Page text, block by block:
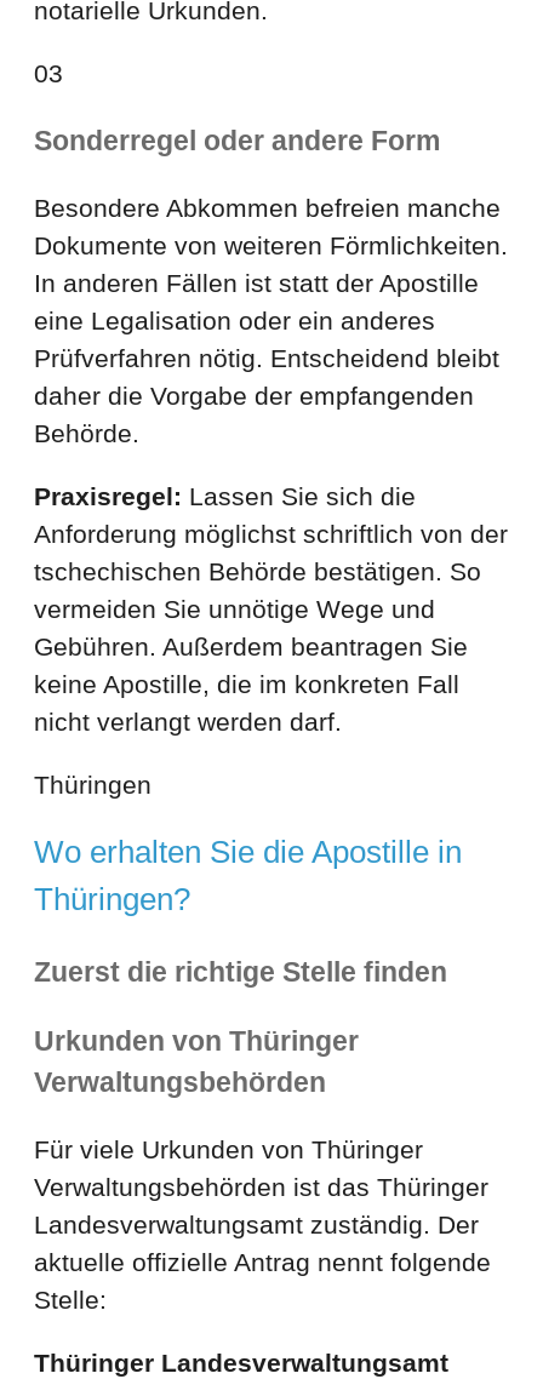
notarielle Urkunden.
03
Sonderregel oder andere Form
Besondere Abkommen befreien manche
Dokumente von weiteren Förmlichkeiten.
In anderen Fällen ist statt der Apostille
eine Legalisation oder ein anderes
Prüfverfahren nötig. Entscheidend bleibt
daher die Vorgabe der empfangenden
Behörde.
Praxisregel: Lassen Sie sich die
Anforderung möglichst schriftlich von der
tschechischen Behörde bestätigen. So
vermeiden Sie unnötige Wege und
Gebühren. Außerdem beantragen Sie
keine Apostille, die im konkreten Fall
nicht verlangt werden darf.
Thüringen
Wo erhalten Sie die Apostille in
Thüringen?
Zuerst die richtige Stelle finden
Urkunden von Thüringer
Verwaltungsbehörden
Für viele Urkunden von Thüringer
Verwaltungsbehörden ist das Thüringer
Landesverwaltungsamt zuständig. Der
aktuelle offizielle Antrag nennt folgende
Stelle:
Thüringer Landesverwaltungsamt